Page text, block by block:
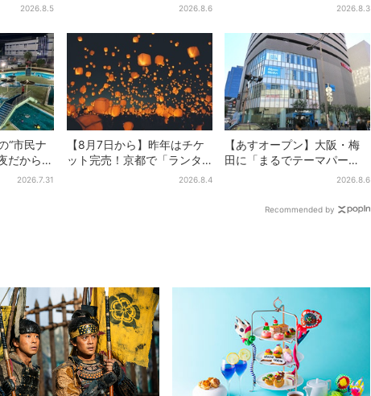
ンド・2026.8.5
ア商品集結…本店人気パン＆
夏イベント
2026.8.6
施設でパン、スイーツ、ナ
2026.8.3
“市民ナ
だから涼
2026.7.31
【8月7日から】昨年はチケ
ット完売！京都で「ランタ
ンフェス」、最大3500の光
2026.8.4
【あすオープン】大阪・梅
田に「まるでテーマパー
ク」な巨大スポーツ店、461
まとめて紹介
2026.8.6
Recommended by